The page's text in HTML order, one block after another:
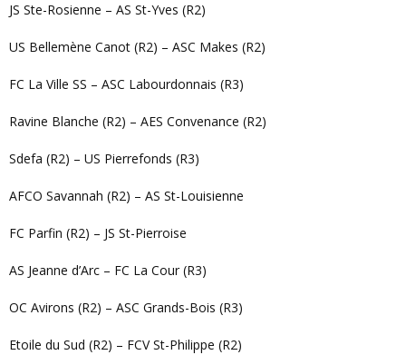
JS Ste-Rosienne – AS St-Yves (R2)
US Bellemène Canot (R2) – ASC Makes (R2)
FC La Ville SS – ASC Labourdonnais (R3)
Ravine Blanche (R2) – AES Convenance (R2)
Sdefa (R2) – US Pierrefonds (R3)
AFCO Savannah (R2) – AS St-Louisienne
FC Parfin (R2) – JS St-Pierroise
AS Jeanne d’Arc – FC La Cour (R3)
OC Avirons (R2) – ASC Grands-Bois (R3)
Etoile du Sud (R2) – FCV St-Philippe (R2)